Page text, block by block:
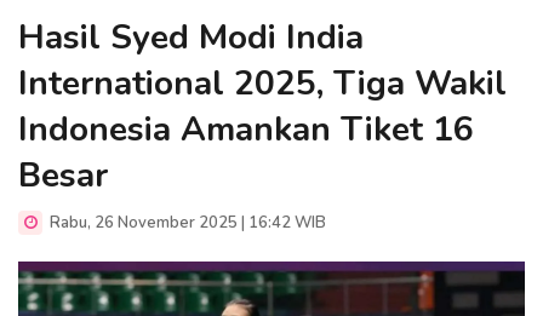
Hasil Syed Modi India
International 2025, Tiga Wakil
Indonesia Amankan Tiket 16
Besar
Rabu, 26 November 2025 | 16:42 WIB